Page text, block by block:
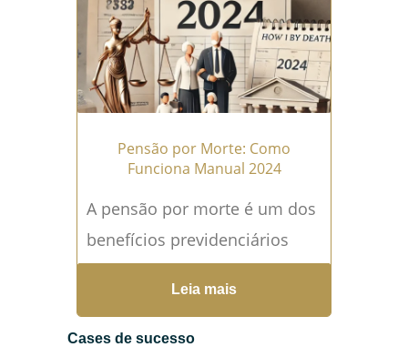
Pensão por Morte: Como
Funciona Manual 2024
A pensão por morte é um dos
benefícios previdenciários
mais importantes no Brasil,
pois oferece suporte
financeiro aos dependentes
Leia mais
Cases de sucesso